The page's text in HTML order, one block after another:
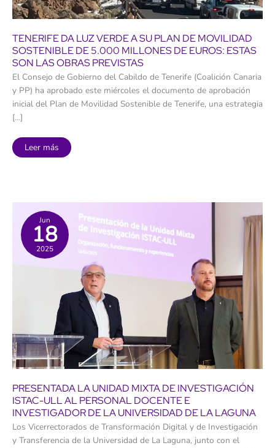
TENERIFE DA LUZ VERDE A SU PLAN DE MOVILIDAD
SOSTENIBLE DE 5.000 MILLONES DE EUROS: ESTAS
SON LAS OBRAS PREVISTAS
El Consejo de Gobierno del Cabildo de Tenerife (Coalición Canaria
y PP) ha aprobado este miércoles el documento de aprobación
inicial del Plan de Movilidad Sostenible de Tenerife, una estrategia
[…]
Tenerife
de
Movilidad
Sostenible
de
5.000
millones
de
euros:
estas
Leer más
Jun
18
2025
PRESENTADA LA UNIDAD MIXTA DE INVESTIGACIÓN
ISTAC-ULL AL PERSONAL DOCENTE E
INVESTIGADOR DE LA UNIVERSIDAD DE LA LAGUNA
Los Vicerrectorados de Transformación Digital y de Investigación
y Transferencia de la Universidad de La Laguna, junto con el